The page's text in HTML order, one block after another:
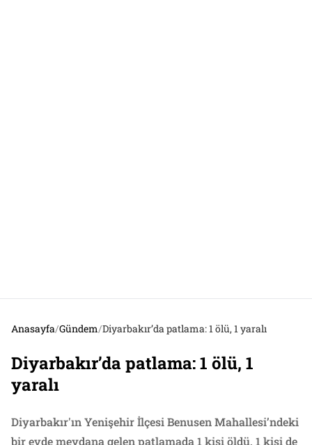
Anasayfa/Gündem/Diyarbakır’da patlama: 1 ölü, 1 yaralı
Diyarbakır’da patlama: 1 ölü, 1
yaralı
Diyarbakır'ın Yenişehir İlçesi Benusen Mahallesi’ndeki
bir evde meydana gelen patlamada 1 kişi öldü, 1 kişi de